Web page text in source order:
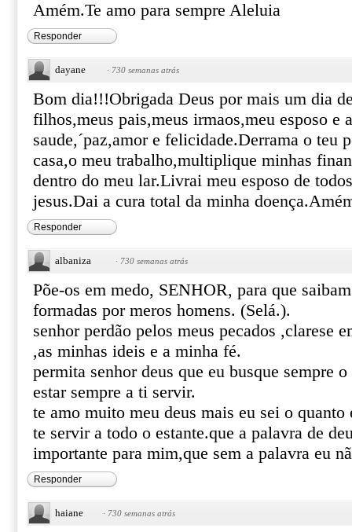
Amém.Te amo para sempre Aleluia
Responder
dayane · 730 semanas atrás
Bom dia!!!Obrigada Deus por mais um dia
filhos,meus pais,meus irmaos,meu esposo e
saude,´paz,amor e felicidade.Derrama o teu
casa,o meu trabalho,multiplique minhas
dentro do meu lar.Livrai meu esposo de
jesus.Dai a cura total da minha
Responder
albaniza · 730 semanas atrás
Põe-os em medo, SENHOR, para que
formadas por meros homens. (Selá.).
senhor perdão pelos meus pecados ,clarese
,as minhas ideis e a minha fé.
permita senhor deus que eu busque sempre
estar sempre a ti servir.
te amo muito meu deus mais eu sei o quanto
te servir a todo o estante.que a palavra de
importante para mim,que sem a palavra eu
Responder
haiane · 730 semanas atrás